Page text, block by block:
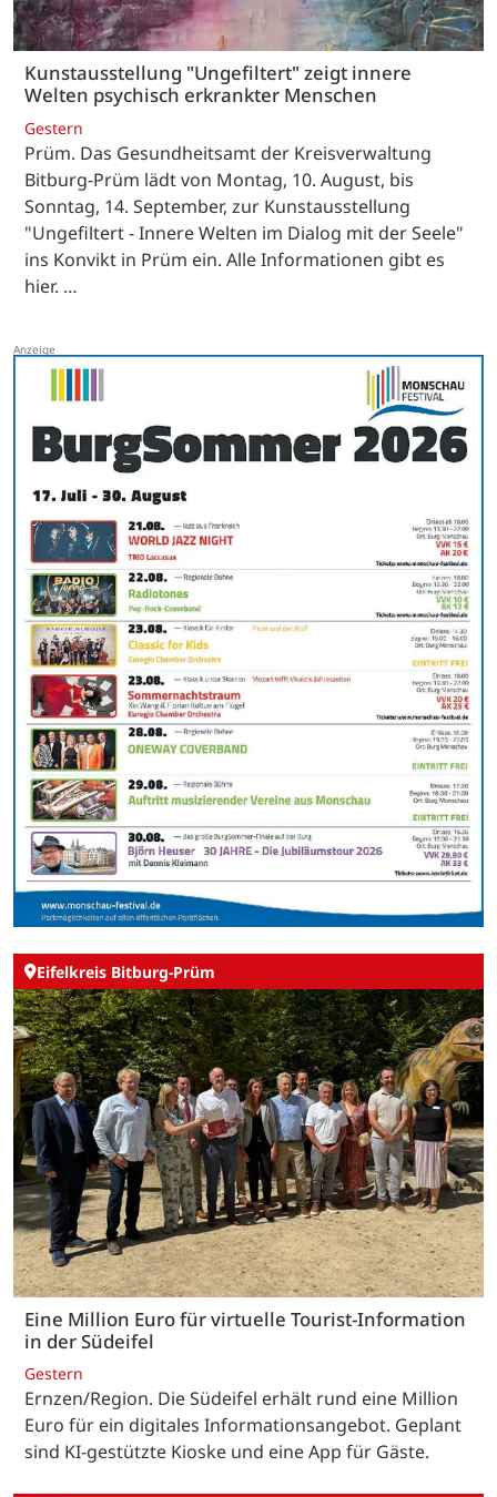
Kunstausstellung "Ungefiltert" zeigt innere
Welten psychisch erkrankter Menschen
Gestern
Prüm. Das Gesundheitsamt der Kreisverwaltung
Bitburg-Prüm lädt von Montag, 10. August, bis
Sonntag, 14. September, zur Kunstausstellung
"Ungefiltert - Innere Welten im Dialog mit der Seele"
ins Konvikt in Prüm ein. Alle Informationen gibt es
hier. …
Eifelkreis Bitburg-Prüm
Eine Million Euro für virtuelle Tourist-Information
in der Südeifel
Gestern
Ernzen/Region. Die Südeifel erhält rund eine Million
Euro für ein digitales Informationsangebot. Geplant
sind KI-gestützte Kioske und eine App für Gäste.